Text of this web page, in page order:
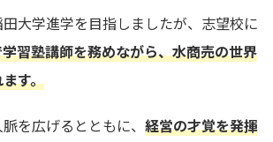
大学進学を目指しましたが、志望校に
習塾講師を務めながら、水商売の世界
す。
を広げるとともに、 経営の才覚を発揮